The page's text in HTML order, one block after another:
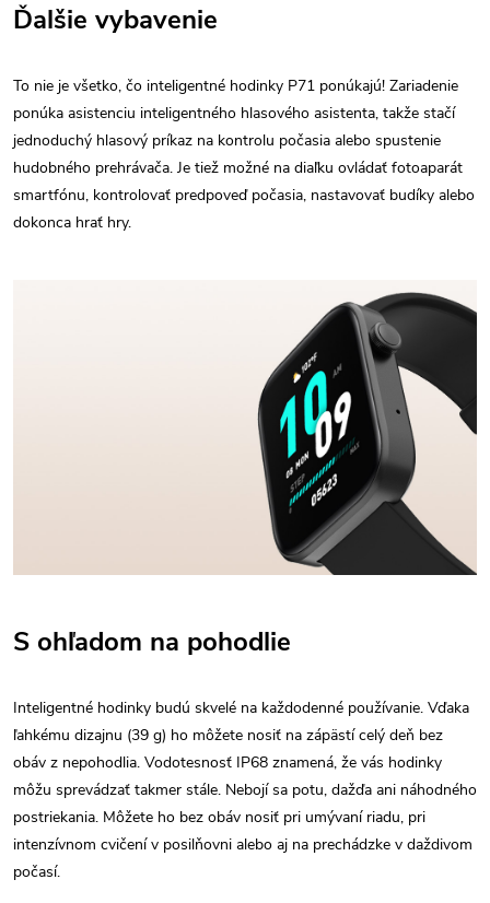
Ďalšie vybavenie
To nie je všetko, čo inteligentné hodinky P71 ponúkajú! Zariadenie
ponúka asistenciu inteligentného hlasového asistenta, takže stačí
jednoduchý hlasový príkaz na kontrolu počasia alebo spustenie
hudobného prehrávača. Je tiež možné na diaľku ovládať fotoaparát
smartfónu, kontrolovať predpoveď počasia, nastavovať budíky alebo
dokonca hrať hry.
S ohľadom na pohodlie
Inteligentné hodinky budú skvelé na každodenné používanie. Vďaka
ľahkému dizajnu (39 g) ho môžete nosiť na zápästí celý deň bez
obáv z nepohodlia. Vodotesnosť IP68 znamená, že vás hodinky
môžu sprevádzať takmer stále. Nebojí sa potu, dažďa ani náhodného
postriekania. Môžete ho bez obáv nosiť pri umývaní riadu, pri
intenzívnom cvičení v posilňovni alebo aj na prechádzke v daždivom
počasí.